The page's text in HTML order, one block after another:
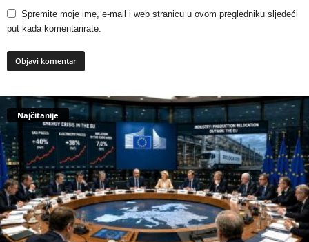
Spremite moje ime, e-mail i web stranicu u ovom pregledniku sljedeći
put kada komentarirate.
Najčitanije